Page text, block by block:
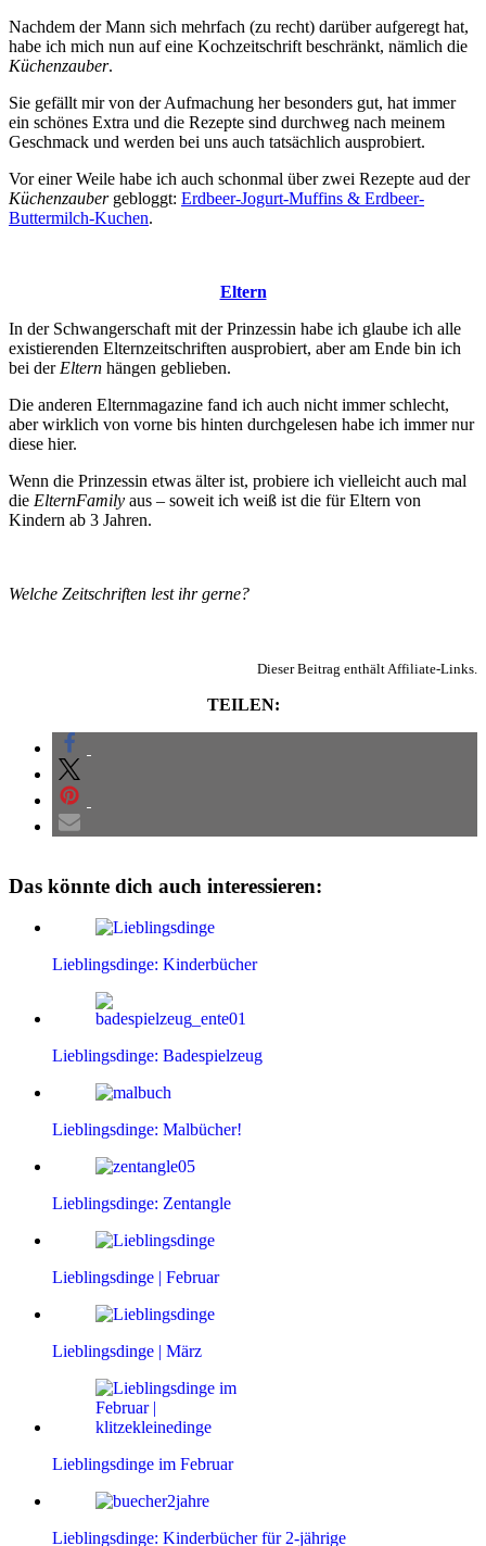
Nachdem der Mann sich mehrfach (zu recht) darüber aufgeregt hat,
habe ich mich nun auf eine Kochzeitschrift beschränkt, nämlich die
Küchenzauber.
Sie gefällt mir von der Aufmachung her besonders gut, hat immer
ein schönes Extra und die Rezepte sind durchweg nach meinem
Geschmack und werden bei uns auch tatsächlich ausprobiert.
Vor einer Weile habe ich auch schonmal über zwei Rezepte aud der
Küchenzaubergebloggt: Erdbeer-Jogurt-Muffins & Erdbeer-
Buttermilch-Kuchen.
Eltern
In der Schwangerschaft mit der Prinzessin habe ich glaube ich alle
existierenden Elternzeitschriften ausprobiert, aber am Ende bin ich
bei der Eltern hängen geblieben.
Die anderen Elternmagazine fand ich auch nicht immer schlecht,
aber wirklich von vorne bis hinten durchgelesen habe ich immer nur
diese hier.
Wenn die Prinzessin etwas älter ist, probiere ich vielleicht auch mal
die ElternFamily aus – soweit ich weiß ist die für Eltern von
Kindern ab 3 Jahren.
Welche Zeitschriften lest ihr gerne?
Dieser Beitrag enthält Affiliate-Links.
TEILEN:
Das könnte dich auch interessieren:
Lieblingsdinge: Kinderbücher
Lieblingsdinge: Badespielzeug
Lieblingsdinge: Malbücher!
Lieblingsdinge: Zentangle
Lieblingsdinge | Februar
Lieblingsdinge | März
Lieblingsdinge im Februar
Lieblingsdinge: Kinderbücher für 2-jährige